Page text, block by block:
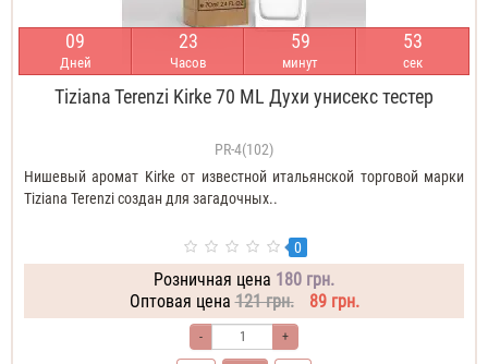
09
Дней
23
Часов
59
минут
52
сек
Tiziana Terenzi Kirke 70 ML Духи унисекс тестер
PR-4(102)
Нишевый аромат Kirke от известной итальянской торговой марки
Tiziana Terenzi создан для загадочных..
0
Розничная цена 180 грн.
Оптовая цена 121 грн. 89 грн.
- +